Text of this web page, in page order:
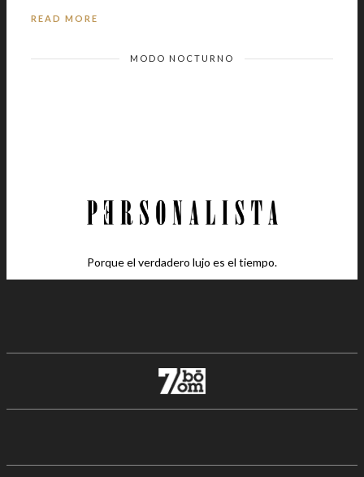
READ MORE
MODO NOCTURNO
Porque el verdadero lujo es el tiempo.